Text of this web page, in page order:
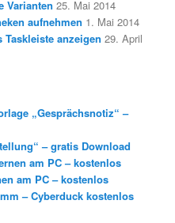
Varianten 25. Mai 2014
aufnehmen 1. Mai 2014
anzeigen 29. April
„Gesprächsnotiz“ –
– gratis Download
am PC – kostenlos
am PC – kostenlos
– Cyberduck kostenlos